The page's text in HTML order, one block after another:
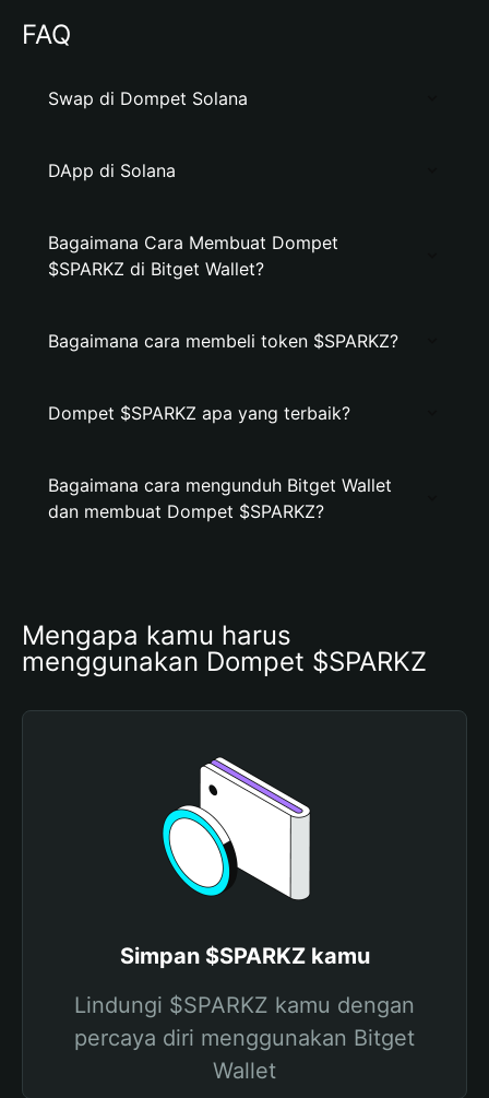
FAQ
Swap di Dompet Solana
DApp di Solana
Bagaimana Cara Membuat Dompet
$SPARKZ di Bitget Wallet?
Bagaimana cara membeli token $SPARKZ?
Dompet $SPARKZ apa yang terbaik?
Bagaimana cara mengunduh Bitget Wallet
dan membuat Dompet $SPARKZ?
Mengapa kamu harus
menggunakan Dompet $SPARKZ
Simpan $SPARKZ kamu
Lindungi $SPARKZ kamu dengan
percaya diri menggunakan Bitget
Wallet